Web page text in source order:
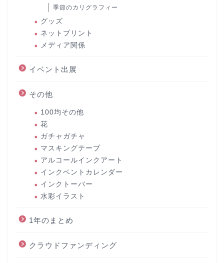
季節のカリグラフィー
グッズ
ネットプリント
メディア関係
イベント出展
その他
100均その他
花
ガチャガチャ
マスキングテープ
アルコールインクアート
インクベントカレンダー
インクトーバー
水彩イラスト
1年のまとめ
クラウドファンディング